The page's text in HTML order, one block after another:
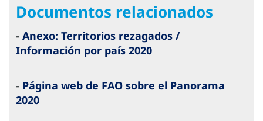
Documentos relacionados
- Anexo: Territorios rezagados /
Información por país 2020
- Página web de FAO sobre el Panorama
2020